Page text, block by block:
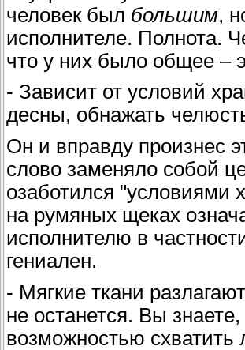
человек был большим,
исполнителе. Полнота.
что у них было общее –
- Зависит от условий
десны, обнажать
Он и вправду произнес
слово заменяло собой
озаботился "условиями
на румяных щеках
исполнителю в
гениален.
- Мягкие ткани
не останется. Вы
возможностью